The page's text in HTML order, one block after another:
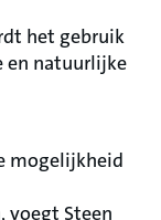
het gebruik
natuurlijke
mogelijkheid
voegt Steen